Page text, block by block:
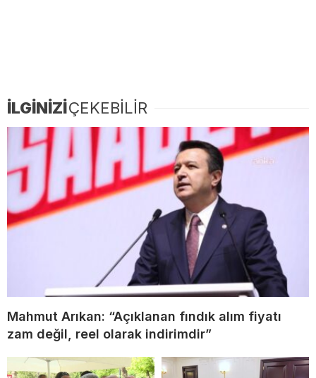
İLGİNİZİÇEKEBİLİR
Mahmut Arıkan: “Açıklanan fındık alım fiyatı
zam değil, reel olarak indirimdir”